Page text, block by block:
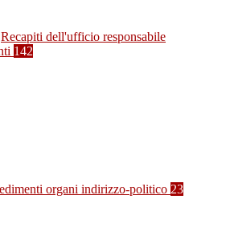
Recapiti dell'ufficio responsabile
142
organi indirizzo-politico 23